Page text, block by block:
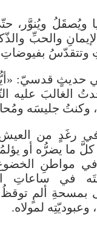
ويُصقَلُ ويُنوَّر ،
والحبِّ
وتتقدّسُ بفيوضاتِ
حديثٍ قدسيّ: «
الغالبَ عليه
، وكنتُ جليسَه
رغَدٍ من
كلَّ ما يضرُّه أو
في مواطنِ
في ساعاتِ
بمسحةِ ألمٍ توقظُ
، وعبوديّتِه لمولاه.